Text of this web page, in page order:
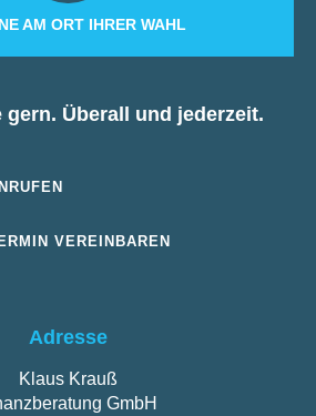
AM ORT IHRER WAHL
gern. Überall und jederzeit.
VEREINBAREN
Adresse
Klaus Krauß
GmbH